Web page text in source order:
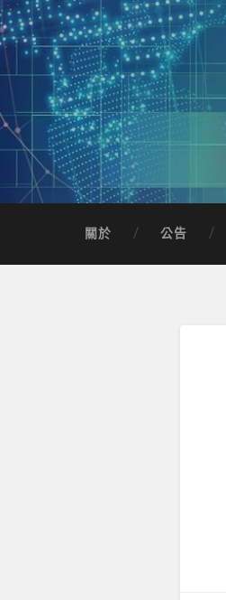
Skip
to
content
Search
AICTSP
Academia-Industry
關於 公告